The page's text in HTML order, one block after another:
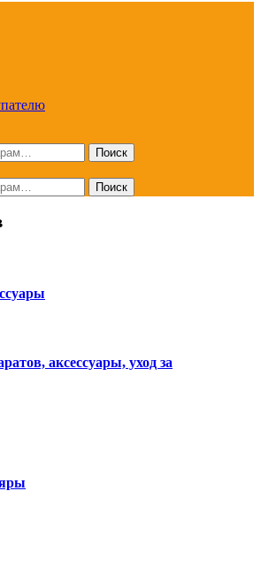
Поиск
Поиск
аксессуары, уход за